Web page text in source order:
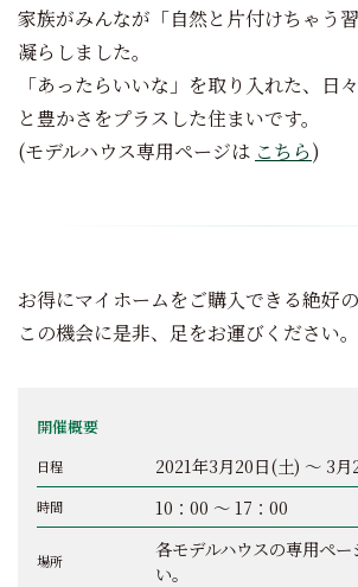
家族がみんなが「自然と片付けちゃう
凝らしました。
「あったらいいな」を取り入れた、日
と豊かさをプラスした住まいです。
(モデルハウス専用ページは こちら)
お得にマイホームをご購入できる絶好
この機会に是非、足をお運びください。
開催概要
日程 2021年3月20日(土) ～ 3月
時間 10：00 ～ 17：00
場所
各モデルハウスの専用ペ
い。